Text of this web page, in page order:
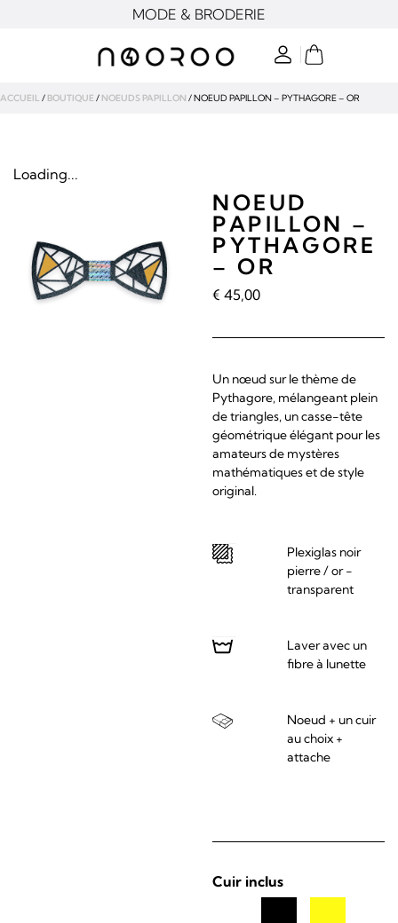
MODE & BRODERIE
ACCUEIL / BOUTIQUE / NOEUDS PAPILLON / NOEUD PAPILLON – PYTHAGORE – OR
Loading...
NOEUD
PAPILLON –
PYTHAGORE
– OR
€ 45,00
Un nœud sur le thème de
Pythagore, mélangeant plein
de triangles, un casse-tête
géométrique élégant pour les
amateurs de mystères
mathématiques et de style
original.
Plexiglas noir
pierre / or -
transparent
Laver avec un
fibre à lunette
Noeud + un cuir
au choix +
attache
Cuir inclus